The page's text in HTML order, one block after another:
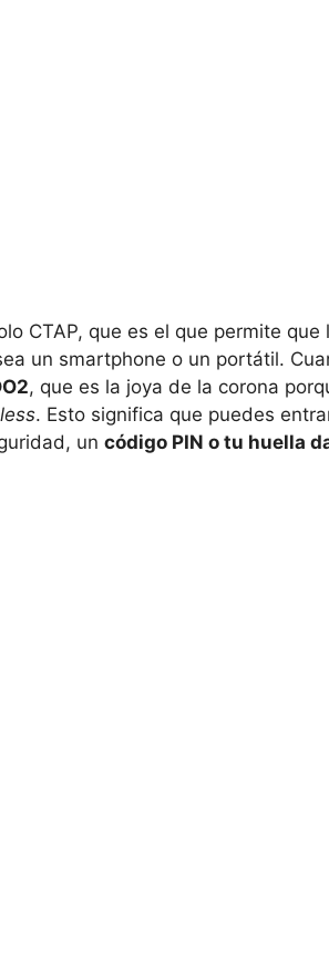
CTAP, que es el que permite
un smartphone o un portátil.
, que es la joya de la corona
. Esto significa que puedes
un código PIN o tu huella